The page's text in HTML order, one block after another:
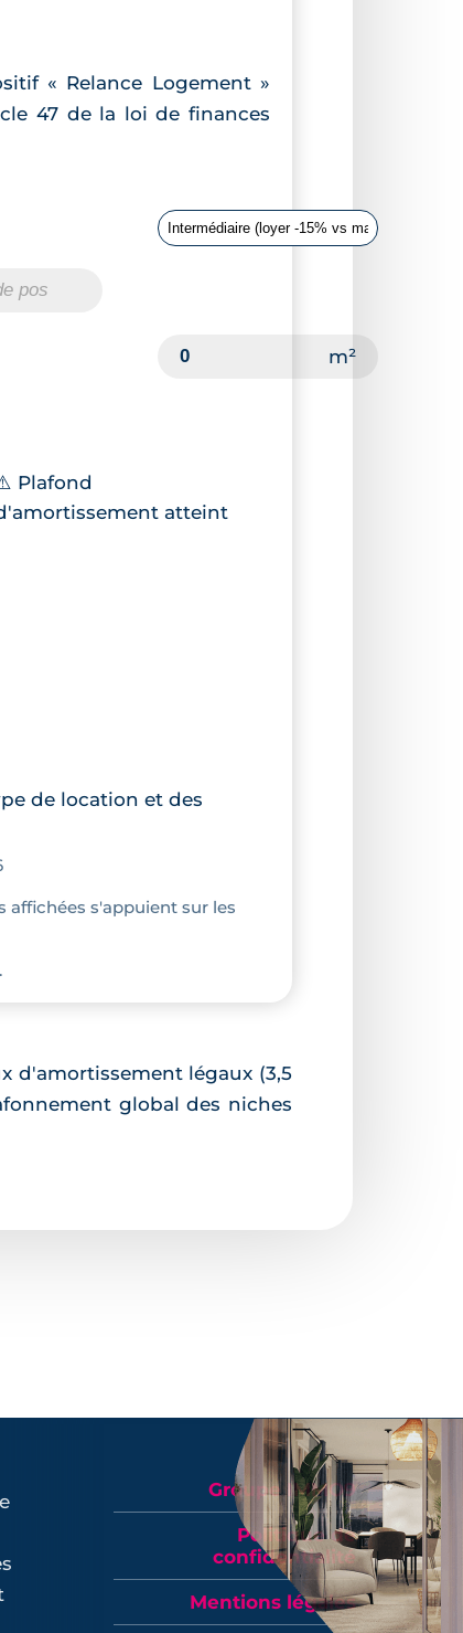
« Relance Logement »
47 de la loi de finances
Plafond
atteint
de location et des
affichées s'appuient sur les
d'amortissement légaux (3,5
global des niches
Groupe IMMO9
Politique de
confidentialité
Mentions légales